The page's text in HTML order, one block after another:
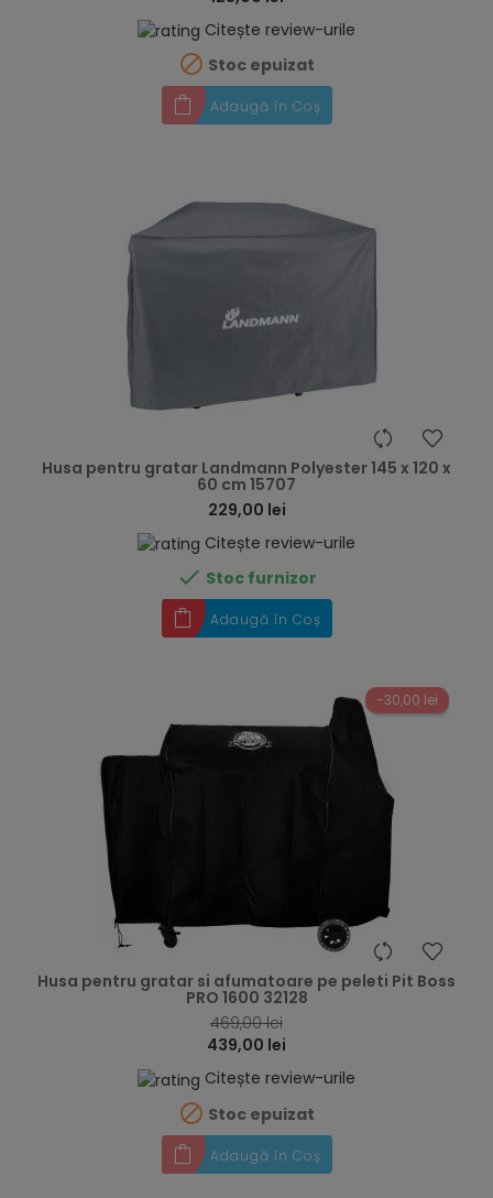
Citește review-urile
 Stoc epuizat
Adaugă în Coș
Husa pentru gratar Landmann Polyester 145 x 120 x
60 cm 15707
229,00 lei
Citește review-urile
 Stoc furnizor
Adaugă în Coș
-30,00 lei
Husa pentru gratar si afumatoare pe peleti Pit Boss
PRO 1600 32128
469,00 lei
439,00 lei
Citește review-urile
 Stoc epuizat
Adaugă în Coș